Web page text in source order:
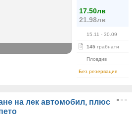
17.50лв
21.98лв
15.11 - 30.09
145 грабнати
Пловдив
Без резервация
на лек автомобил, плюс